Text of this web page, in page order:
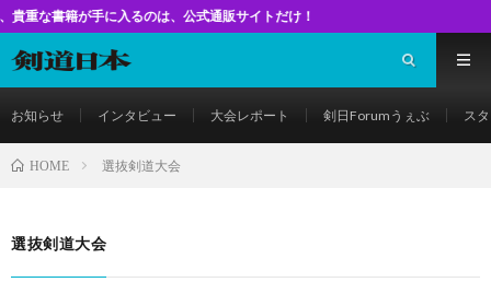
手に入るのは、公式通販サイトだけ！
お知らせ インタビュー 大会レポート 剣日Forumうぇぶ ス
HOME 選抜剣道大会
選抜剣道大会